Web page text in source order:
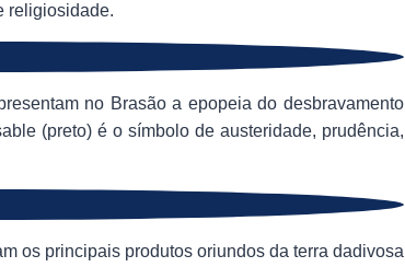
religiosidade.
no Brasão a epopeia do desbravamento
(preto) é o símbolo de austeridade, prudência,
os principais produtos oriundos da terra dadivosa